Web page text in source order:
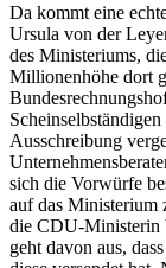
Da kommt eine
Ursula von der
des Ministeriums,
Millionenhöhe dort
Ausschreibung
sich die Vorwürfe
auf das Ministerium
die CDU-Ministerin
geht davon aus,